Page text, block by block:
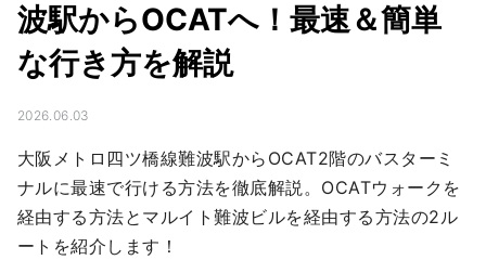
波駅からOCATへ！最速＆簡単
な行き方を解説
2026.06.03
大阪メトロ四ツ橋線難波駅からOCAT2階のバスターミ
ナルに最速で行ける方法を徹底解説。OCATウォークを
経由する方法とマルイト難波ビルを経由する方法の2ル
ートを紹介します！